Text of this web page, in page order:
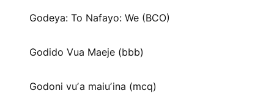
Godeya: To Nafayo: We (BCO)
Godido Vua Maeje (bbb)
Godoni vuʼa maiuʼina (mcq)